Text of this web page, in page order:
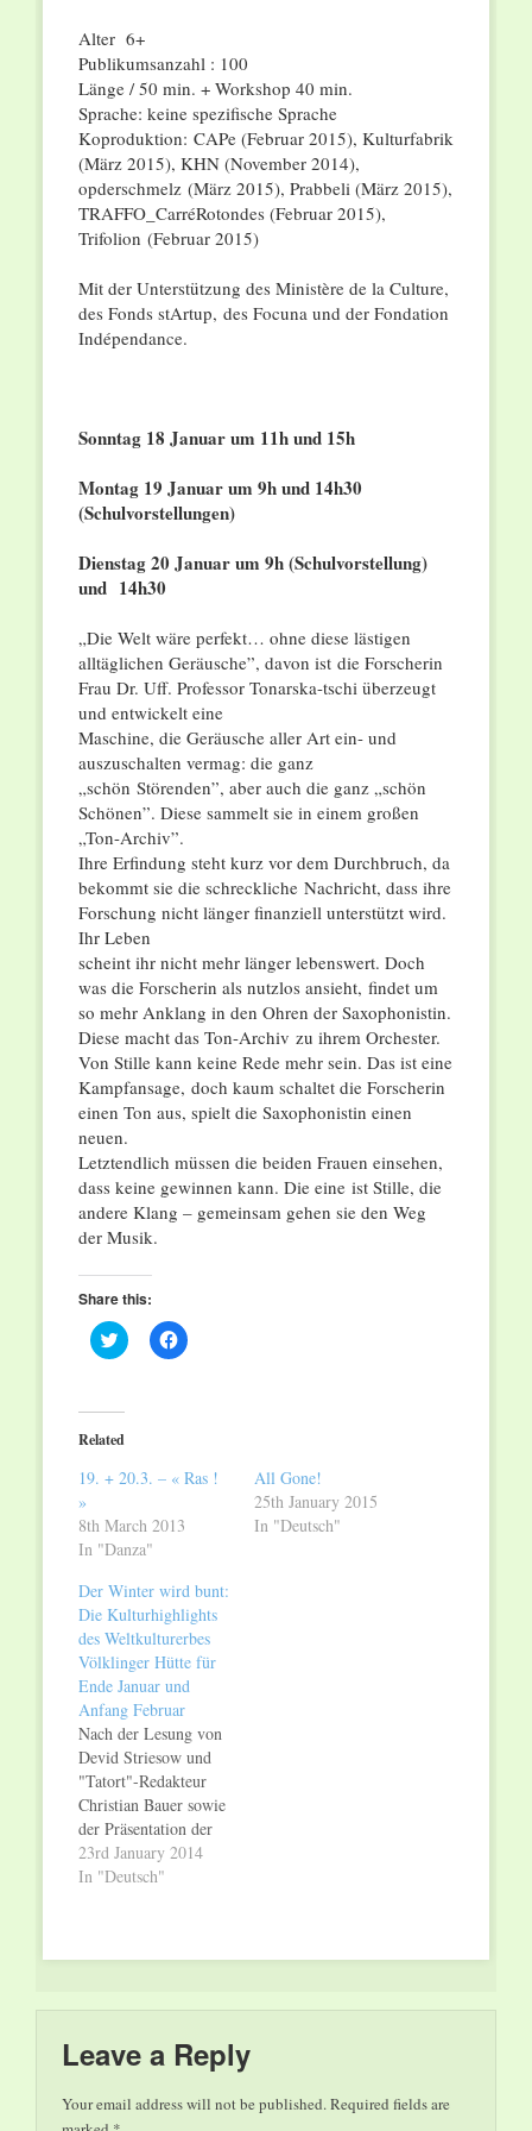
Alter 6+
Publikumsanzahl : 100
Länge / 50 min. + Workshop 40 min.
Sprache: keine spezifische Sprache
Koproduktion: CAPe (Februar 2015), Kulturfabrik
(März 2015), KHN (November 2014),
opderschmelz (März 2015), Prabbeli (März 2015),
TRAFFO_CarréRotondes (Februar 2015),
Trifolion (Februar 2015)
Mit der Unterstützung des Ministère de la Culture,
des Fonds stArtup, des Focuna und der Fondation
Indépendance.
Sonntag 18 Januar um 11h und 15h
Montag 19 Januar um 9h und 14h30
(Schulvorstellungen)
Dienstag 20 Januar um 9h (Schulvorstellung)
und 14h30
„Die Welt wäre perfekt… ohne diese lästigen
alltäglichen Geräusche”, davon ist die Forscherin
Frau Dr. Uff. Professor Tonarska-tschi überzeugt
und entwickelt eine
Maschine, die Geräusche aller Art ein- und
auszuschalten vermag: die ganz
„schön Störenden”, aber auch die ganz „schön
Schönen”. Diese sammelt sie in einem großen
„Ton-Archiv”.
Ihre Erfindung steht kurz vor dem Durchbruch, da
bekommt sie die schreckliche Nachricht, dass ihre
Forschung nicht länger finanziell unterstützt wird.
Ihr Leben
scheint ihr nicht mehr länger lebenswert. Doch
was die Forscherin als nutzlos ansieht, findet um
so mehr Anklang in den Ohren der Saxophonistin.
Diese macht das Ton-Archiv zu ihrem Orchester.
Von Stille kann keine Rede mehr sein. Das ist eine
Kampfansage, doch kaum schaltet die Forscherin
einen Ton aus, spielt die Saxophonistin einen
neuen.
Letztendlich müssen die beiden Frauen einsehen,
dass keine gewinnen kann. Die eine ist Stille, die
andere Klang – gemeinsam gehen sie den Weg
der Musik.
Share this:
Click
to
(Opens
in
new
Click
to
Related
19. + 20.3. – « Ras !
»
8th March 2013
In "Danza"
All Gone!
25th January 2015
In "Deutsch"
Der Winter wird bunt:
Die Kulturhighlights
des Weltkulturerbes
Völklinger Hütte für
Ende Januar und
Anfang Februar
Nach der Lesung von
Devid Striesow und
"Tatort"-Redakteur
Christian Bauer sowie
der Präsentation der
neuesten Innovation
aus dem Deutschen
Ausgang des Januars
zahlreiche kulturelle
Großausstellung
23rd January 2014
In "Deutsch"
Leave a Reply
Your email address will not be published.Required fields are